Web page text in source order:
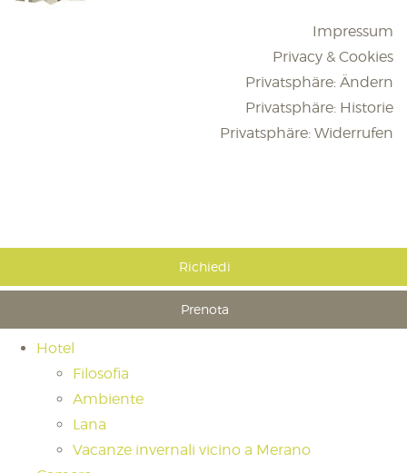
Impressum
Privacy & Cookies
Privatsphäre: Ändern
Privatsphäre: Historie
Privatsphäre: Widerrufen
Richiedi
Prenota
Hotel
Filosofia
Ambiente
Lana
Vacanze invernali vicino a Merano